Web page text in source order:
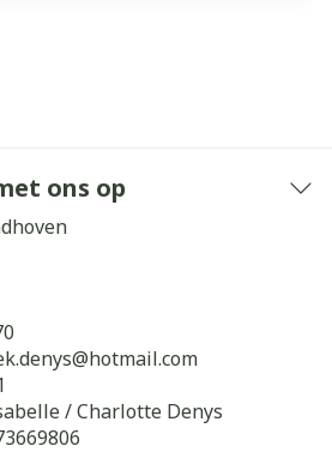
ons op
hotmail.com
/ Charlotte Denys